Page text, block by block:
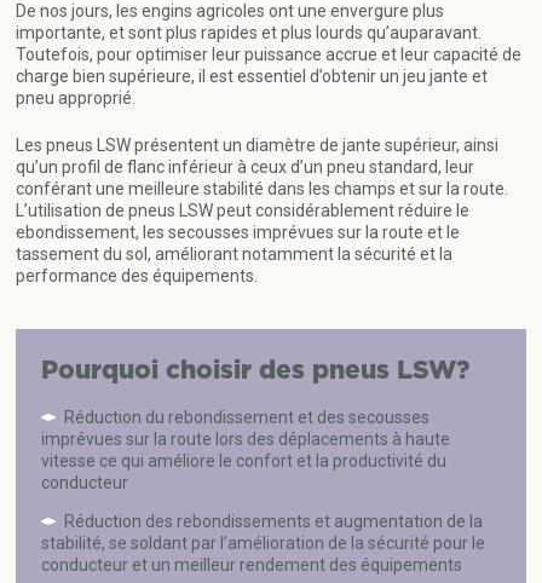
De nos jours, les engins agricoles ont une envergure plus
importante, et sont plus rapides et plus lourds qu’auparavant.
Toutefois, pour optimiser leur puissance accrue et leur capacité de
charge bien supérieure, il est essentiel d’obtenir un jeu jante et
pneu approprié.
Les pneus LSW présentent un diamètre de jante supérieur, ainsi
qu’un profil de flanc inférieur à ceux d’un pneu standard, leur
conférant une meilleure stabilité dans les champs et sur la route.
L’utilisation de pneus LSW peut considérablement réduire le
ebondissement, les secousses imprévues sur la route et le
tassement du sol, améliorant notamment la sécurité et la
performance des équipements.
Pourquoi choisir des pneus LSW?
Réduction du rebondissement et des secousses
imprévues sur la route lors des déplacements à haute
vitesse ce qui améliore le confort et la productivité du
conducteur
Réduction des rebondissements et augmentation de la
stabilité, se soldant par l’amélioration de la sécurité pour le
conducteur et un meilleur rendement des équipements